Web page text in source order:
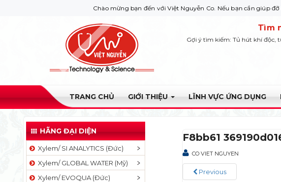
Chào mừng bạn đến với Việt Nguyễn Co. Nếu bạn cần giúp đỡ hãy liên hệ
Tìm
Gợi ý tìm kiếm: Tủ hút khí độc,
TRANG CHỦ GIỚI THIỆU LĨNH VỰC ỨNG DỤNG
F8bb61
CO VIET NGUYEN
Previous
HÃNG ĐẠI DIỆN
Xylem/ SI ANALYTICS (Đức)
Xylem/ GLOBAL WATER (Mỹ)
Xylem/ EVOQUA (Đức)